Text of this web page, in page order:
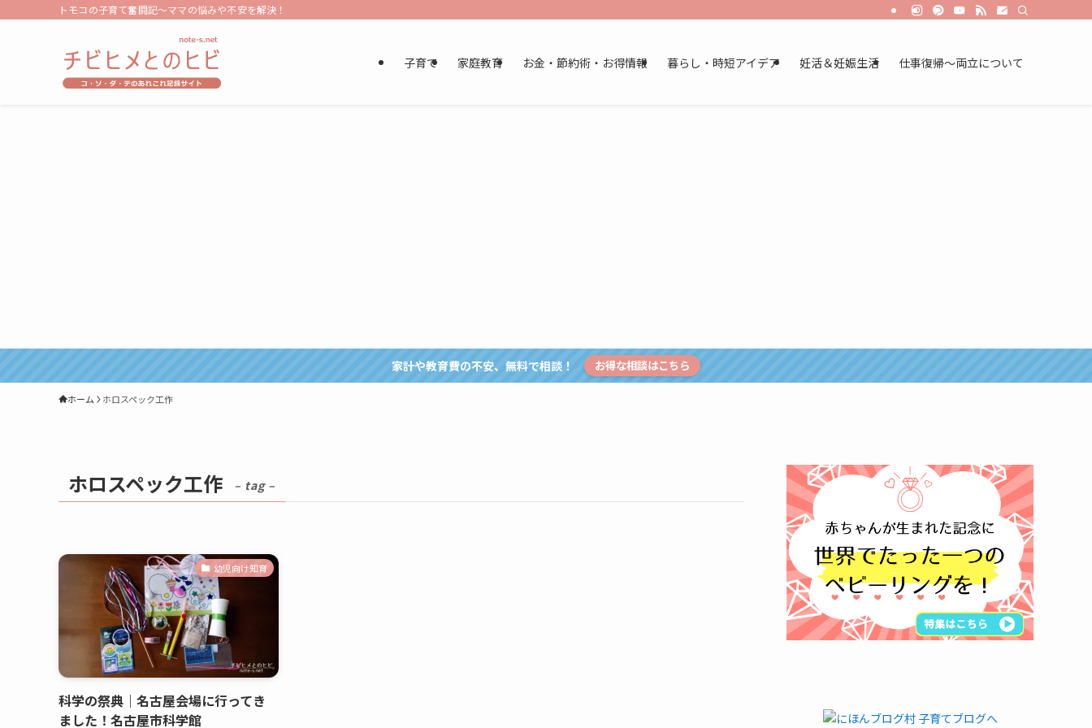
トモコの子育て奮闘記～ママの悩みや不安を解決！
子育て 家庭教育 お金・節約術・お得情報 暮らし・時短アイデア 妊活＆妊娠生活 仕事復帰～両立について
家計や教育費の不安、無料で相談！ お得な相談はこちら
ホーム ホロスペック工作
ホロスペック工作 – tag –
幼児向け知育
科学の祭典｜名古屋会場に行ってき
ました！名古屋市科学館